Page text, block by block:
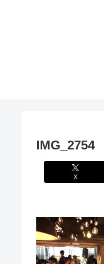
IMG_2754
X